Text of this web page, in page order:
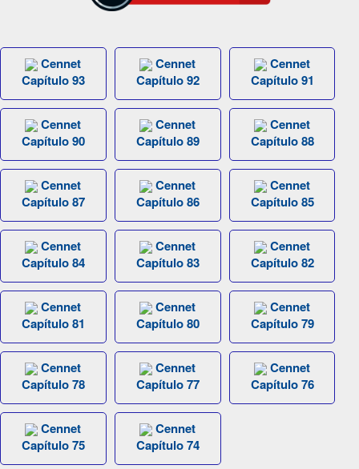
Cennet
Capítulo 93
Cennet
Capítulo 92
Cennet
Capítulo 91
Cennet
Capítulo 90
Cennet
Capítulo 89
Cennet
Capítulo 88
Cennet
Capítulo 87
Cennet
Capítulo 86
Cennet
Capítulo 85
Cennet
Capítulo 84
Cennet
Capítulo 83
Cennet
Capítulo 82
Cennet
Capítulo 81
Cennet
Capítulo 80
Cennet
Capítulo 79
Cennet
Capítulo 78
Cennet
Capítulo 77
Cennet
Capítulo 76
Cennet
Capítulo 75
Cennet
Capítulo 74